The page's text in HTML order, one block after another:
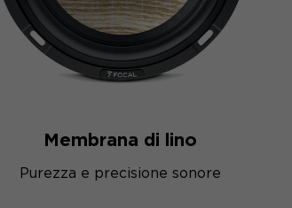
Membrana di lino
Purezza e precisione sonore